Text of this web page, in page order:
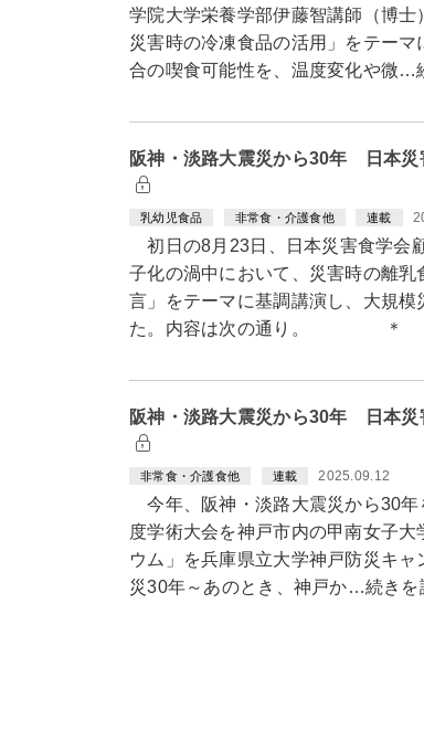
学院大学栄養学部伊藤智講師（博士
災害時の冷凍食品の活用」をテー
合の喫食可能性を、温度変化や微…
阪神・淡路大震災から30年 日本災
乳幼児食品 非常食・介護食他 連載
初日の8月23日、日本災害食学会
子化の渦中において、災害時の離
言」をテーマに基調講演し、大規
た。内容は次の通り。 ＊ …
阪神・淡路大震災から30年 日本災
非常食・介護食他 連載 2025.09.12
今年、阪神・淡路大震災から30
度学術大会を神戸市内の甲南女子
ウム」を兵庫県立大学神戸防災キ
災30年～あのとき、神戸か…続きを